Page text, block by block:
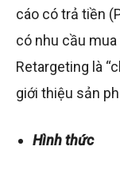
cáo có trả tiền
có nhu cầu
Retargeting là
giới thiệu sản
Hình thức